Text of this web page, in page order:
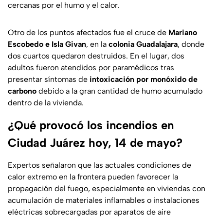
cercanas por el humo y el calor.
Otro de los puntos afectados fue el cruce de Mariano
Escobedo e Isla Givan, en la colonia Guadalajara, donde
dos cuartos quedaron destruidos. En el lugar, dos
adultos fueron atendidos por paramédicos tras
presentar síntomas de intoxicación por monóxido de
carbono debido a la gran cantidad de humo acumulado
dentro de la vivienda.
¿Qué provocó los incendios en
Ciudad Juárez hoy, 14 de mayo?
Expertos señalaron que las actuales condiciones de
calor extremo en la frontera pueden favorecer la
propagación del fuego, especialmente en viviendas con
acumulación de materiales inflamables o instalaciones
eléctricas sobrecargadas por aparatos de aire